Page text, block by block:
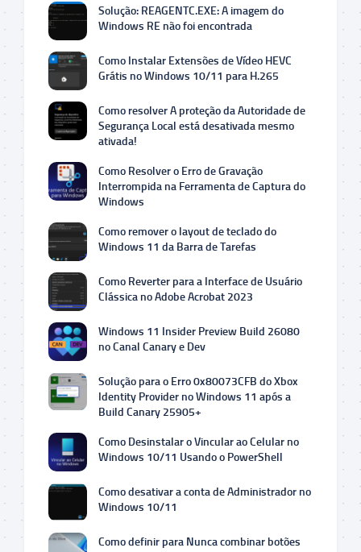
Solução: REAGENTC.EXE: A imagem do
Windows RE não foi encontrada
Como Instalar Extensões de Vídeo HEVC
Grátis no Windows 10/11 para H.265
Como resolver A proteção da Autoridade de
Segurança Local está desativada mesmo
ativada!
Como Resolver o Erro de Gravação
Interrompida na Ferramenta de Captura do
Windows
Como remover o layout de teclado do
Windows 11 da Barra de Tarefas
Como Reverter para a Interface de Usuário
Clássica no Adobe Acrobat 2023
Windows 11 Insider Preview Build 26080
no Canal Canary e Dev
Solução para o Erro 0x80073CFB do Xbox
Identity Provider no Windows 11 após a
Build Canary 25905+
Como Desinstalar o Vincular ao Celular no
Windows 10/11 Usando o PowerShell
Como desativar a conta de Administrador no
Windows 10/11
Como definir para Nunca combinar botões